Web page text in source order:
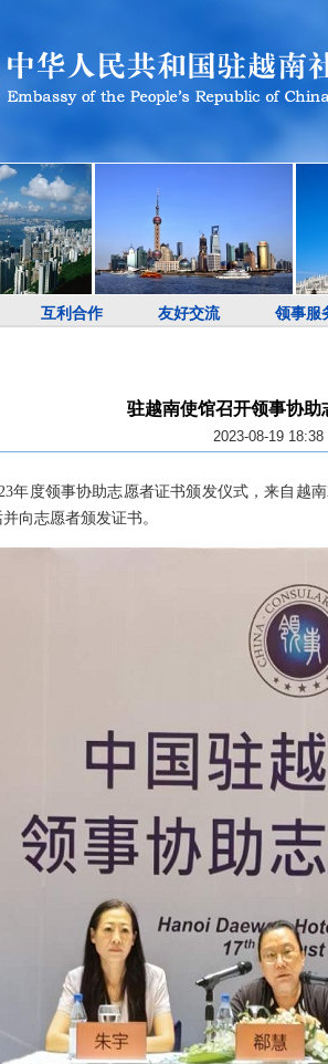
互利合作 友好交流 领事服
驻越南使馆召开领事协助
2023-08-19 18:38
度领事协助志愿者证书颁发仪式，来自越
向志愿者颁发证书。